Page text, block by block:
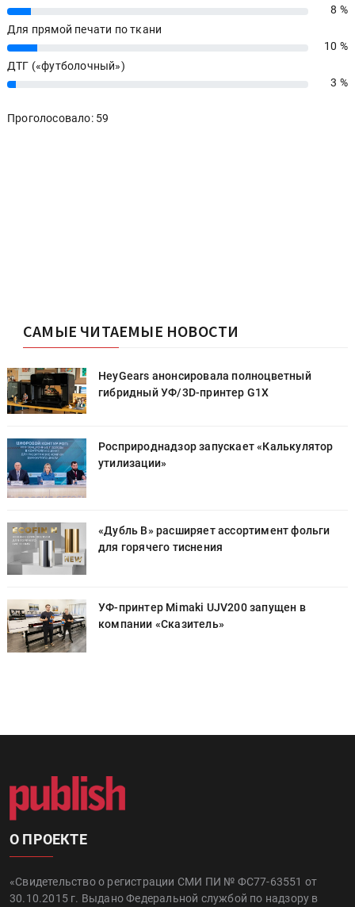
8%
8 %
Для прямой печати по ткани
10%
10 %
ДТГ («футболочный»)
3% 3 %
Проголосовало: 59
САМЫЕ ЧИТАЕМЫЕ НОВОСТИ
HeyGears анонсировала полноцветный
гибридный УФ/3D-принтер G1X
Росприроднадзор запускает «Калькулятор
утилизации»
«Дубль В» расширяет ассортимент фольги
для горячего тиснения
УФ-принтер Mimaki UJV200 запущен в
компании «Сказитель»
О ПРОЕКТЕ
«Свидетельство о регистрации СМИ ПИ № ФС77-63551 от
30.10.2015 г. Выдано Федеральной службой по надзору в